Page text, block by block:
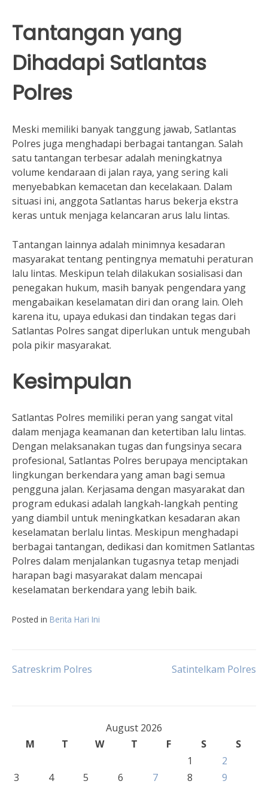
Tantangan yang
Dihadapi Satlantas
Polres
Meski memiliki banyak tanggung jawab, Satlantas
Polres juga menghadapi berbagai tantangan. Salah
satu tantangan terbesar adalah meningkatnya
volume kendaraan di jalan raya, yang sering kali
menyebabkan kemacetan dan kecelakaan. Dalam
situasi ini, anggota Satlantas harus bekerja ekstra
keras untuk menjaga kelancaran arus lalu lintas.
Tantangan lainnya adalah minimnya kesadaran
masyarakat tentang pentingnya mematuhi peraturan
lalu lintas. Meskipun telah dilakukan sosialisasi dan
penegakan hukum, masih banyak pengendara yang
mengabaikan keselamatan diri dan orang lain. Oleh
karena itu, upaya edukasi dan tindakan tegas dari
Satlantas Polres sangat diperlukan untuk mengubah
pola pikir masyarakat.
Kesimpulan
Satlantas Polres memiliki peran yang sangat vital
dalam menjaga keamanan dan ketertiban lalu lintas.
Dengan melaksanakan tugas dan fungsinya secara
profesional, Satlantas Polres berupaya menciptakan
lingkungan berkendara yang aman bagi semua
pengguna jalan. Kerjasama dengan masyarakat dan
program edukasi adalah langkah-langkah penting
yang diambil untuk meningkatkan kesadaran akan
keselamatan berlalu lintas. Meskipun menghadapi
berbagai tantangan, dedikasi dan komitmen Satlantas
Polres dalam menjalankan tugasnya tetap menjadi
harapan bagi masyarakat dalam mencapai
keselamatan berkendara yang lebih baik.
Posted in Berita Hari Ini
Post
Satreskrim Polres Satintelkam Polres
August 2026
M
T W T F S
S
1
2
3
4 5 6 7 8
9